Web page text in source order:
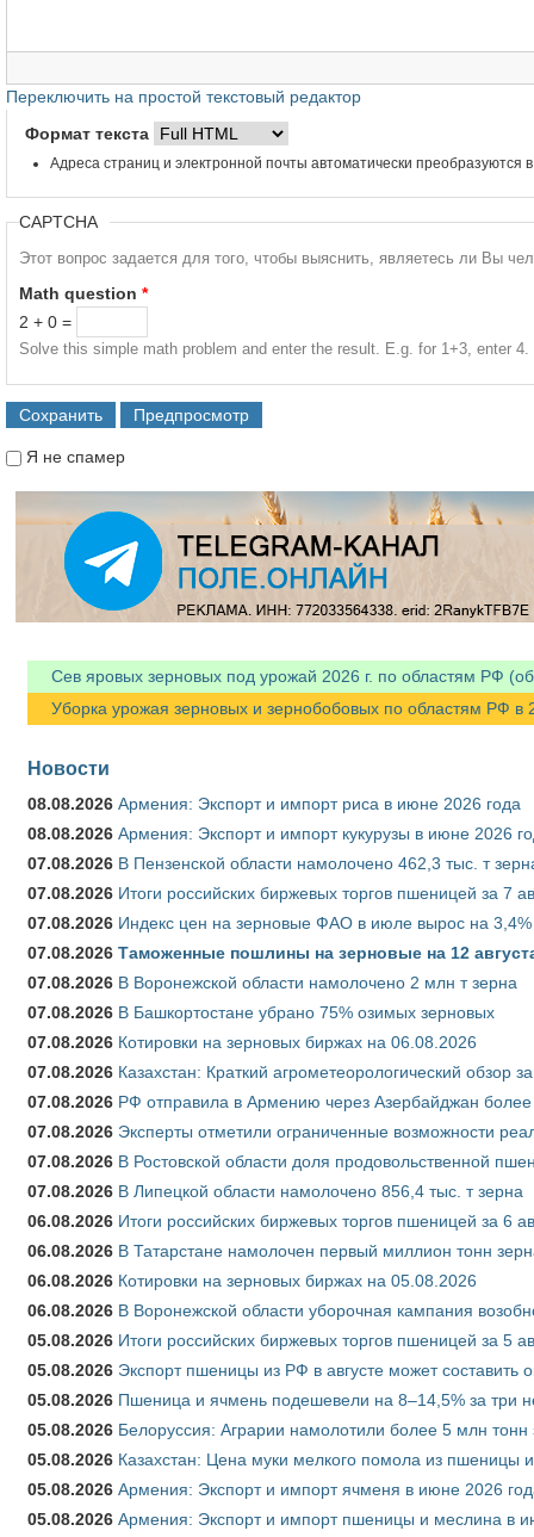
Переключить на простой текстовый редактор
Формат текста
Адреса страниц и электронной почты автоматически преобразуются
CAPTCHA
Этот вопрос задается для того, чтобы выяснить, являетесь ли Вы
Math question *
2 + 0 =
Solve this simple math problem and enter the result. E.g. for 1+3, enter 4.
Я не спамер
Сев яровых зерновых под урожай 2026 г. по областям РФ
Уборка урожая зерновых и зернобобовых по областям РФ в
Новости
08.08.2026 Армения: Экспорт и импорт риса в июне 2026 года
08.08.2026 Армения: Экспорт и импорт кукурузы в июне 2026
07.08.2026 В Пензенской области намолочено 462,3 тыс. т
07.08.2026 Итоги российских биржевых торгов пшеницей за 7
07.08.2026 Индекс цен на зерновые ФАО в июле вырос на 3,4%
07.08.2026 Таможенные пошлины на зерновые на 12
07.08.2026 В Воронежской области намолочено 2 млн т зерна
07.08.2026 В Башкортостане убрано 75% озимых зерновых
07.08.2026 Котировки на зерновых биржах на 06.08.2026
07.08.2026 Казахстан: Краткий агрометеорологический обзор
07.08.2026 РФ отправила в Армению через Азербайджан более
07.08.2026 Эксперты отметили ограниченные возможности
07.08.2026 В Ростовской области доля продовольственной
07.08.2026 В Липецкой области намолочено 856,4 тыс. т зерна
06.08.2026 Итоги российских биржевых торгов пшеницей за 6
06.08.2026 В Татарстане намолочен первый миллион тонн
06.08.2026 Котировки на зерновых биржах на 05.08.2026
06.08.2026 В Воронежской области уборочная кампания
05.08.2026 Итоги российских биржевых торгов пшеницей за 5
05.08.2026 Экспорт пшеницы из РФ в августе может составить
05.08.2026 Пшеница и ячмень подешевели на 8–14,5% за три
05.08.2026 Белоруссия: Аграрии намолотили более 5 млн тонн
05.08.2026 Казахстан: Цена муки мелкого помола из пшеницы
05.08.2026 Армения: Экспорт и импорт ячменя в июне 2026
05.08.2026 Армения: Экспорт и импорт пшеницы и меслина в